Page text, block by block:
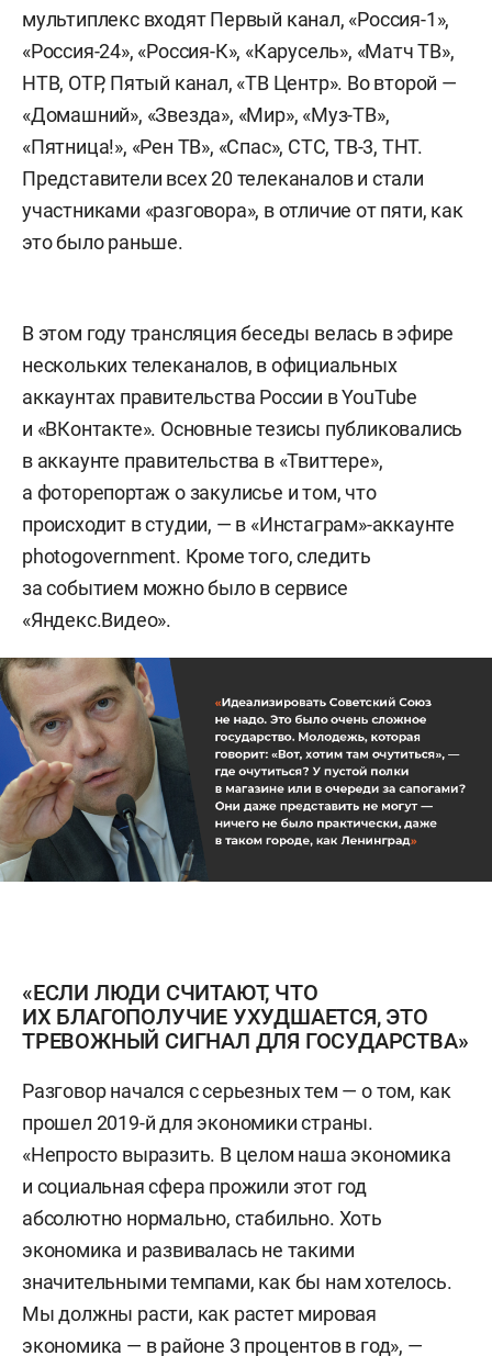
мультиплекс входят Первый канал, «Россия-1»,
«Россия-24», «Россия-К», «Карусель», «Матч ТВ»,
НТВ, ОТР, Пятый канал, «ТВ Центр». Во второй —
«Домашний», «Звезда», «Мир», «Муз-ТВ»,
«Пятница!», «Рен ТВ», «Спас», СТС, ТВ-3, ТНТ.
Представители всех 20 телеканалов и стали
участниками «разговора», в отличие от пяти, как
это было раньше.
В этом году трансляция беседы велась в эфире
нескольких телеканалов, в официальных
аккаунтах правительства России в YouTube
и «ВКонтакте». Основные тезисы публиковались
в аккаунте правительства в «Твиттере»,
а фоторепортаж о закулисье и том, что
происходит в студии, — в «Инстаграм»-аккаунте
photogovernment. Кроме того, следить
за событием можно было в сервисе
«Яндекс.Видео».
«ЕСЛИ ЛЮДИ СЧИТАЮТ, ЧТО
ИХ БЛАГОПОЛУЧИЕ УХУДШАЕТСЯ, ЭТО
ТРЕВОЖНЫЙ СИГНАЛ ДЛЯ ГОСУДАРСТВА»
Разговор начался с серьезных тем — о том, как
прошел 2019-й для экономики страны.
«Непросто выразить. В целом наша экономика
и социальная сфера прожили этот год
абсолютно нормально, стабильно. Хоть
экономика и развивалась не такими
значительными темпами, как бы нам хотелось.
Мы должны расти, как растет мировая
экономика — в районе 3 процентов в год», —